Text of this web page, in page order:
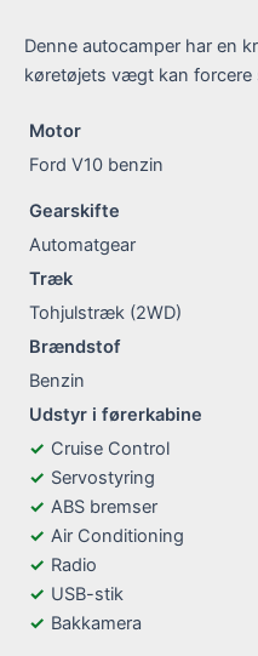
Denne autocamper har en
køretøjets vægt kan forcere
Motor
Ford V10 benzin
Gearskifte
Automatgear
Træk
Tohjulstræk (2WD)
Brændstof
Benzin
Udstyr i førerkabine
Cruise Control
Servostyring
ABS bremser
Air Conditioning
Radio
USB-stik
Bakkamera